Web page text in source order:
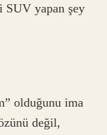
SUV yapan şey
olduğunu ima
değil,